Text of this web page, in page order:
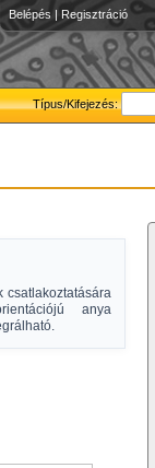
Belépés | Regisztráció
Típus/Kifejezés:
csatlakoztatására
anya